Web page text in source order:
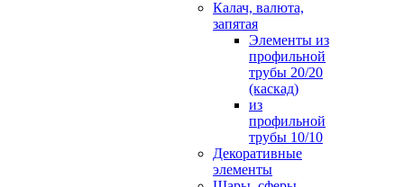
Калач, валюта,
запятая
Элементы из
профильной
трубы 20/20
(каскад)
из
профильной
трубы 10/10
Декоративные
элементы